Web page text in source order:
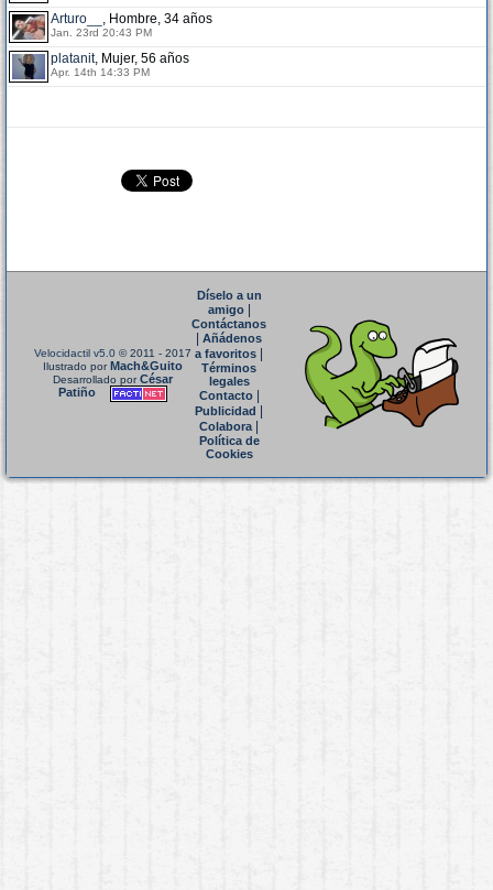
Arturo__ , Hombre, 34 años
Jan. 23rd 20:43 PM
platanit, Mujer, 56 años
Apr. 14th 14:33 PM
Velocidactil v5.0 © 2011 - 2017
Ilustrado porMach&Guito
Desarrollado porCésar
Patiño
Díselo a un
amigo|
Contáctanos
Añádenos
a favoritos
Términos
legales
Contacto|
Publicidad
Colabora|
Política de
Cookies